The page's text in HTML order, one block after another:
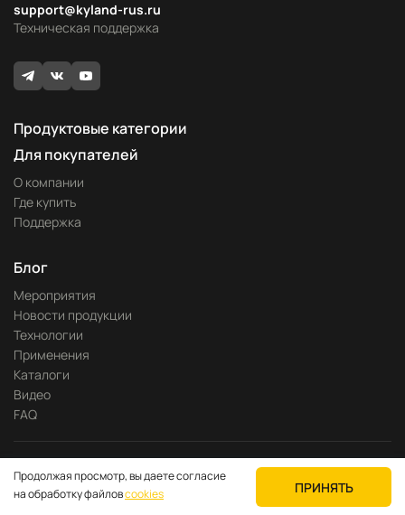
Техническая поддержка
support@kyland-rus.ru
Продуктовые категории
Для покупателей
О компании
Где купить
Поддержка
Блог
Мероприятия
Новости продукции
Технологии
Применения
Каталоги
Видео
FAQ
Политика конфиденциальности
© 2023—2026 kyland-rus.ru
Pitch
Продолжая просмотр, вы даете согласие
на обработку файловcookies ПРИНЯТЬ